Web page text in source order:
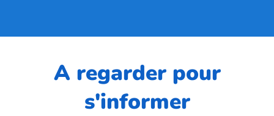
A regarder pour
s'informer